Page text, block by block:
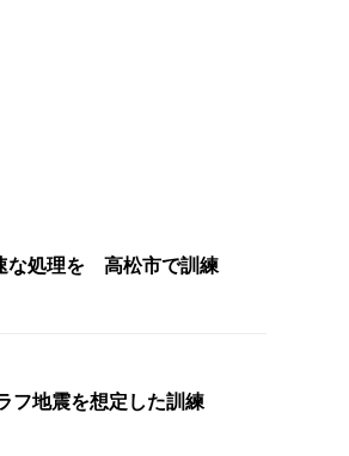
な処理を 高松市で訓練
フ地震を想定した訓練